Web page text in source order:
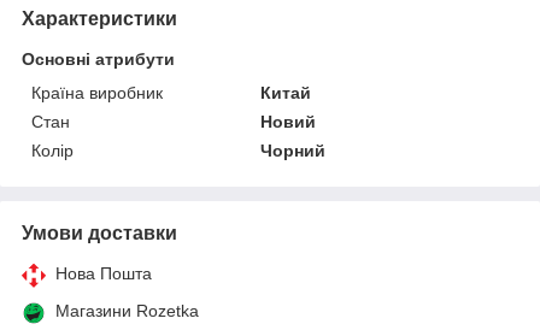
Характеристики
Основні атрибути
Країна виробник
Китай
Стан
Новий
Колір
Чорний
Умови доставки
Нова Пошта
Магазини Rozetka